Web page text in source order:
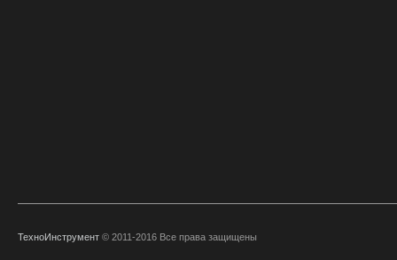
ТехноИнструмент © 2011-2016 Все права защищены